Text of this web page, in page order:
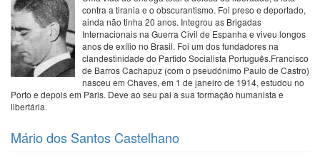
contra a tirania e o obscurantismo. Foi preso e deportado,
ainda não tinha 20 anos. Integrou as Brigadas
Internacionais na Guerra Civil de Espanha e viveu longos
anos de exílio no Brasil. Foi um dos fundadores na
clandestinidade do Partido Socialista Português.Francisco
de Barros Cachapuz (com o pseudónimo Paulo de Castro)
nasceu em Chaves, em 1 de janeiro de 1914, estudou no
Porto e depois em Paris. Deve ao seu pai a sua formação humanista e
libertária.
Mário dos Santos Castelhano